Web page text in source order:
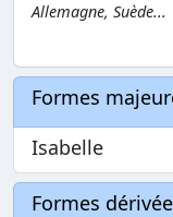
Allemagne, Suède...
Formes
Isabelle
Formes